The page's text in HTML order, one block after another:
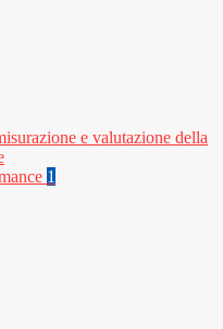
e valutazione della
1